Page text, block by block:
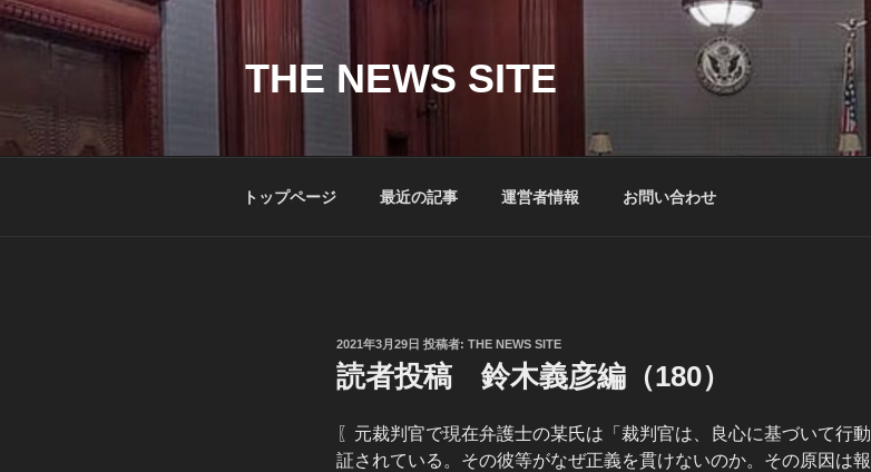
コ
ン
ツ
へ
THE NEWS SITE
トップページ 最近の記事 運営者情報 お問い合わせ
投
稿
日:
2021年3月29日 投稿者: THE NEWS SITE
読者投稿 鈴木義彦編（180）
〖元裁判官で現在弁護士の某氏は「裁判官は、良心に基づいて行
証されている。その彼等がなぜ正義を貫けないのか。その原因は